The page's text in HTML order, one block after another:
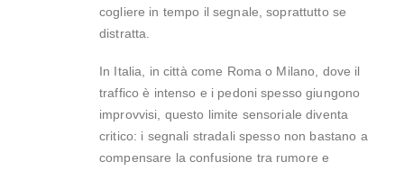
cogliere in tempo il segnale, soprattutto se
distratta.
In Italia, in città come Roma o Milano, dove il
traffico è intenso e i pedoni spesso giungono
improvvisi, questo limite sensoriale diventa
critico: i segnali stradali spesso non bastano a
compensare la confusione tra rumore e